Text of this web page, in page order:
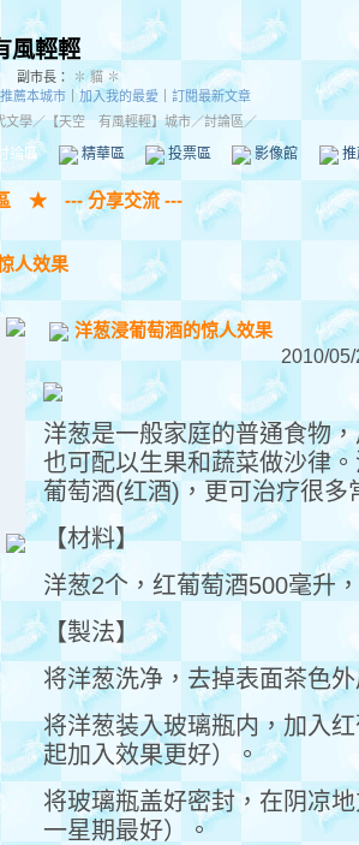
輕輕
副市長：
✽ 貓 ✽
推薦本城市 ｜加入我的最愛
訂閱最新文章
文學／【天空 有風輕輕】城市／討論區／
討論區 精華區 投票區 影像館
★ --- 分享交流 ---
人效果
洋葱浸葡萄酒的惊人效果
2010/
洋葱是一般家庭的普通食物
也可配以生果和蔬菜做沙律
葡萄酒(红酒)，更可治疗很多
【材料】
洋葱2个，红葡萄酒500毫升
【製法】
将洋葱洗净，去掉表面茶色
将洋葱装入玻璃瓶内，加入
起加入效果更好）。
将玻璃瓶盖好密封，在阴凉
一星期最好）。